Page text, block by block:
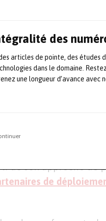
des
articles de pointe, des études
dans le domaine.
une longueur d’avance avec
prévisionnelle
», souligne de son
Management &
de Planon et sa
de son approche de
de